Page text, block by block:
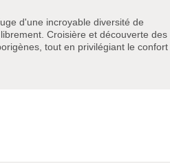
d'une incroyable diversité de
Croisière et découverte des
tout en privilégiant le confort